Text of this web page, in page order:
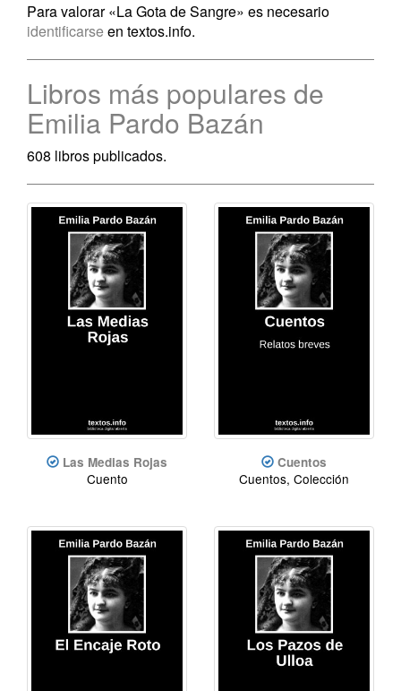
Para valorar «La Gota de Sangre» es necesario
identificarse en textos.info.
Libros más populares de
Emilia Pardo Bazán
608 libros publicados.
Las Medias Rojas
Cuento
Cuentos
Cuentos, Colección